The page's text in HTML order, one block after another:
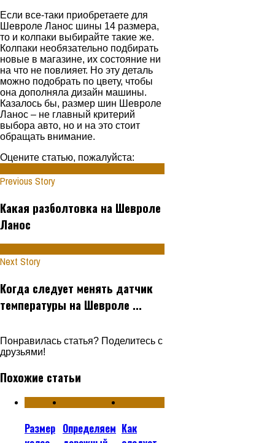
Если все-таки приобретаете для
Шевроле Ланос шины 14 размера,
то и колпаки выбирайте такие же.
Колпаки необязательно подбирать
новые в магазине, их состояние ни
на что не повлияет. Но эту деталь
можно подобрать по цвету, чтобы
она дополняла дизайн машины.
Казалось бы, размер шин Шевроле
Ланос ‒ не главный критерий
выбора авто, но и на это стоит
обращать внимание.
Оцените статью, пожалуйста:
Previous Story
Какая разболтовка на Шевроле
Ланос
Next Story
Когда следует менять датчик
температуры на Шевроле ...
Понравилась статья? Поделитесь с
друзьями!
Похожие статьи
Размер Определяем Как